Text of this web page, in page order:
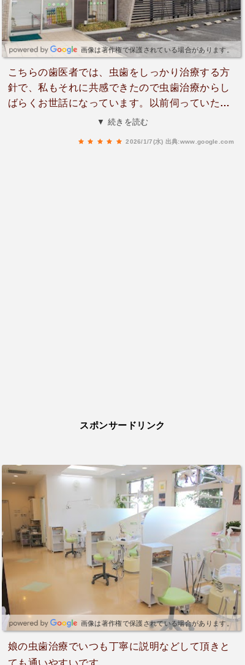
画像は著作権で保護されている場合があります。
こちらの歯医者では、虫歯をしっかり治療する方
針で、私もそれに共感できたので虫歯治療からし
ばらくお世話になっています。以前伺っていた歯
医者は、軽い虫歯ならそれ以上悪化しないように
▼ 続きを読む
2026/1/7(水) 出典:www.google.com
スポンサードリンク
画像は著作権で保護されている場合があります。
娘の虫歯治療でいつも丁寧に説明などして頂きと
ても通いやすいです。